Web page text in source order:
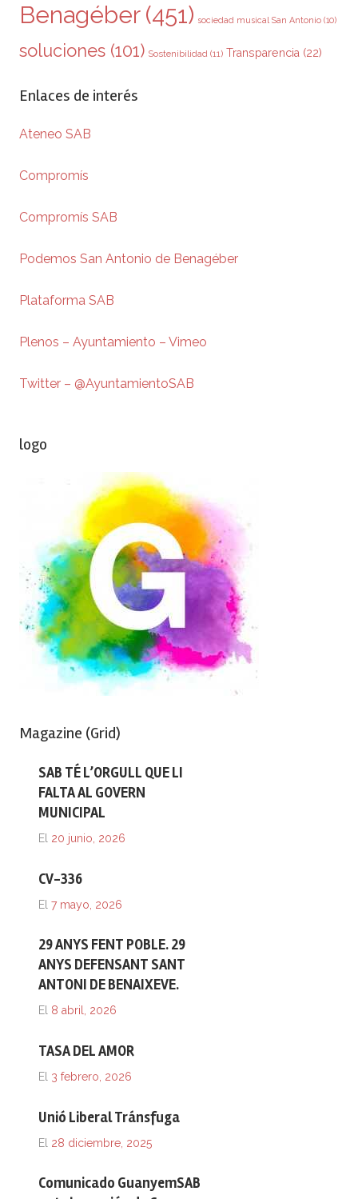
Benagéber(451) sociedad musical San Antonio (10)
soluciones (101) Sostenibilidad (11) Transparencia (22)
Enlaces de interés
Ateneo SAB
Compromís
Compromís SAB
Podemos San Antonio de Benagéber
Plataforma SAB
Plenos – Ayuntamiento – Vimeo
Twitter – @AyuntamientoSAB
logo
Magazine (Grid)
SAB TÉ L’ORGULL QUE LI
FALTA AL GOVERN
MUNICIPAL
El 20 junio, 2026
CV-336
El 7 mayo, 2026
29 ANYS FENT POBLE. 29
ANYS DEFENSANT SANT
ANTONI DE BENAIXEVE.
El 8 abril, 2026
TASA DEL AMOR
El 3 febrero, 2026
Unió Liberal Tránsfuga
El 28 diciembre, 2025
Comunicado GuanyemSAB